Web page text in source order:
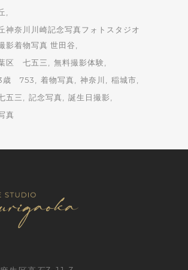
神奈川川崎記念写真フォトスタジオ
影着物写真 世田谷
区 七五三
無料撮影体験
歳 753
着物写真 神奈川
稲城市
五三
記念写真
誕生日撮影
真